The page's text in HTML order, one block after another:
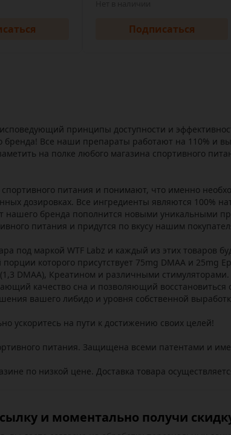
Подписаться
принципы доступности и
Все наши препараты работают на 110% и
на полке любого магазина спортивного
питания и понимают, что именно
дозировках. Все ингредиенты являются 100%
бренда пополнится новыми уникальными
питания и придутся по вкусу нашим
под маркой WTF Labz и каждый из этих товаров
которого присутствует 75mg DMAA и 25mg
DMAA), Креатином и различными стимуляторами.
качество сна и позволяющий восстановиться
вашего либидо и уровня собственной
ускоритесь на пути к достижению своих целей!
питания. Защищена всеми патентами и
по низкой цене. Доставка товара
и моментально получи